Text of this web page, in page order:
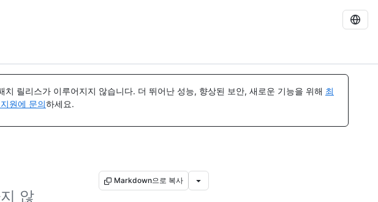
치 릴리스가 이루어지지 않습니다. 더 뛰어난 성능, 향상된 보안, 새로운 기능을 위해 최
원에 문의하세요.
않
Markdown으로 복사